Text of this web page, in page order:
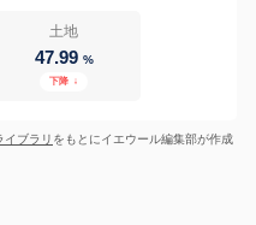
土地
47.99 %
下降 ↓
イブラリ をもとにイエウール編集部が作成